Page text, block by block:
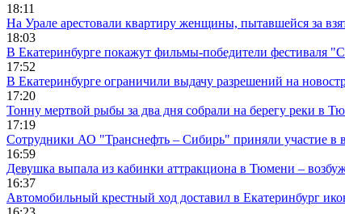
18:11
На Урале арестовали квартиру женщины, пытавшейся за
18:03
В Екатеринбурге покажут фильмы-победители фестиваля
17:52
В Екатеринбурге ограничили выдачу разрешений на
17:20
Тонну мертвой рыбы за два дня собрали на берегу реки в
17:19
Сотрудники АО "Транснефть – Сибирь" приняли участие в
16:59
Девушка выпала из кабинки аттракциона в Тюмени –
16:37
Автомобильный крестный ход доставил в Екатеринбург